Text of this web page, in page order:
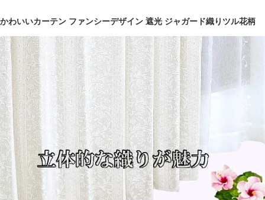
かわいいカーテン ファンシーデザイン 遮光 ジャガード織りツル花柄